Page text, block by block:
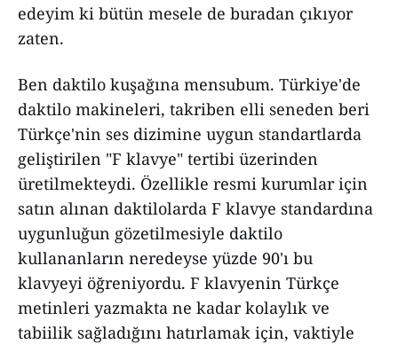
edeyim ki bütün mesele de buradan çıkıyor
zaten.
Ben daktilo kuşağına mensubum. Türkiye'de
daktilo makineleri, takriben elli seneden beri
Türkçe'nin ses dizimine uygun standartlarda
geliştirilen "F klavye" tertibi üzerinden
üretilmekteydi. Özellikle resmi kurumlar için
satın alınan daktilolarda F klavye standardına
uygunluğun gözetilmesiyle daktilo
kullananların neredeyse yüzde 90'ı bu
klavyeyi öğreniyordu. F klavyenin Türkçe
metinleri yazmakta ne kadar kolaylık ve
tabiilik sağladığını hatırlamak için, vaktiyle